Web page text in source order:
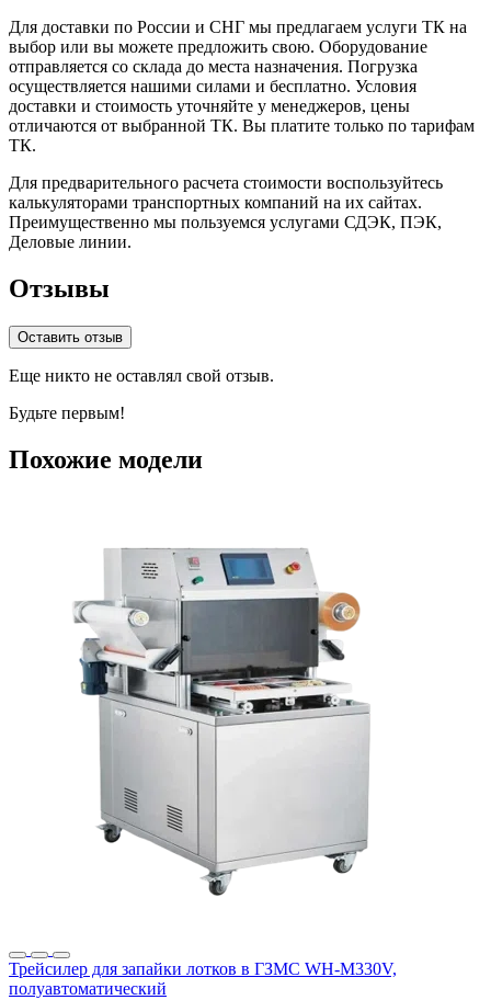
Для доставки по России и СНГ мы предлагаем услуги ТК на
выбор или вы можете предложить свою. Оборудование
отправляется со склада до места назначения. Погрузка
осуществляется нашими силами и бесплатно. Условия
доставки и стоимость уточняйте у менеджеров, цены
отличаются от выбранной ТК. Вы платите только по тарифам
ТК.
Для предварительного расчета стоимости воспользуйтесь
калькуляторами транспортных компаний на их сайтах.
Преимущественно мы пользуемся услугами СДЭК, ПЭК,
Деловые линии.
Отзывы
Оставить отзыв
Еще никто не оставлял свой отзыв.
Будьте первым!
Похожие модели
Трейсилер для запайки лотков в ГЗМС WH-M330V,
полуавтоматический